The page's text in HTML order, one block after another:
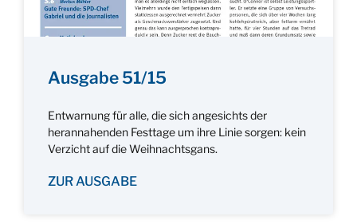
Ausgabe 51/15
Entwarnung für alle, die sich angesichts der
herannahenden Festtage um ihre Linie sorgen: kein
Verzicht auf die Weihnachtsgans.
ZUR AUSGABE